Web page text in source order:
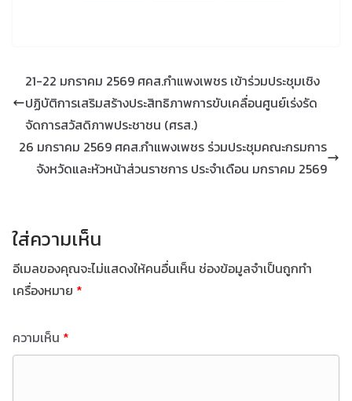
21-22 มกราคม 2569 ศคส.กำแพงเพชร เข้าร่วมประชุมเชิง
ปฏิบัติการเสริมสร้างประสิทธิภาพการขับเคลื่อนศูนย์เร่งรัด
จัดการสวัสดิภาพประชาชน (ศรส.)
26 มกราคม 2569 ศคส.กำแพงเพชร ร่วมประชุมคณะกรมการ
จังหวัดและหัวหน้าส่วนราชการ ประจำเดือน มกราคม 2569
ใส่ความเห็น
อีเมลของคุณจะไม่แสดงให้คนอื่นเห็น ช่องข้อมูลจำเป็นถูกทำ
เครื่องหมาย *
ความเห็น *